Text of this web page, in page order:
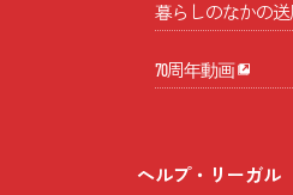
暮らしのなかの
70周年動画
ヘルプ・リーガル